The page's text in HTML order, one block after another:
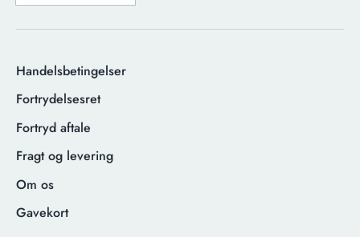
Handelsbetingelser
Fortrydelsesret
Fortryd aftale
Fragt og levering
Om os
Gavekort